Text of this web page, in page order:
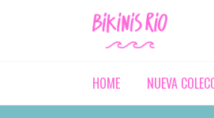
HOME NUEVA